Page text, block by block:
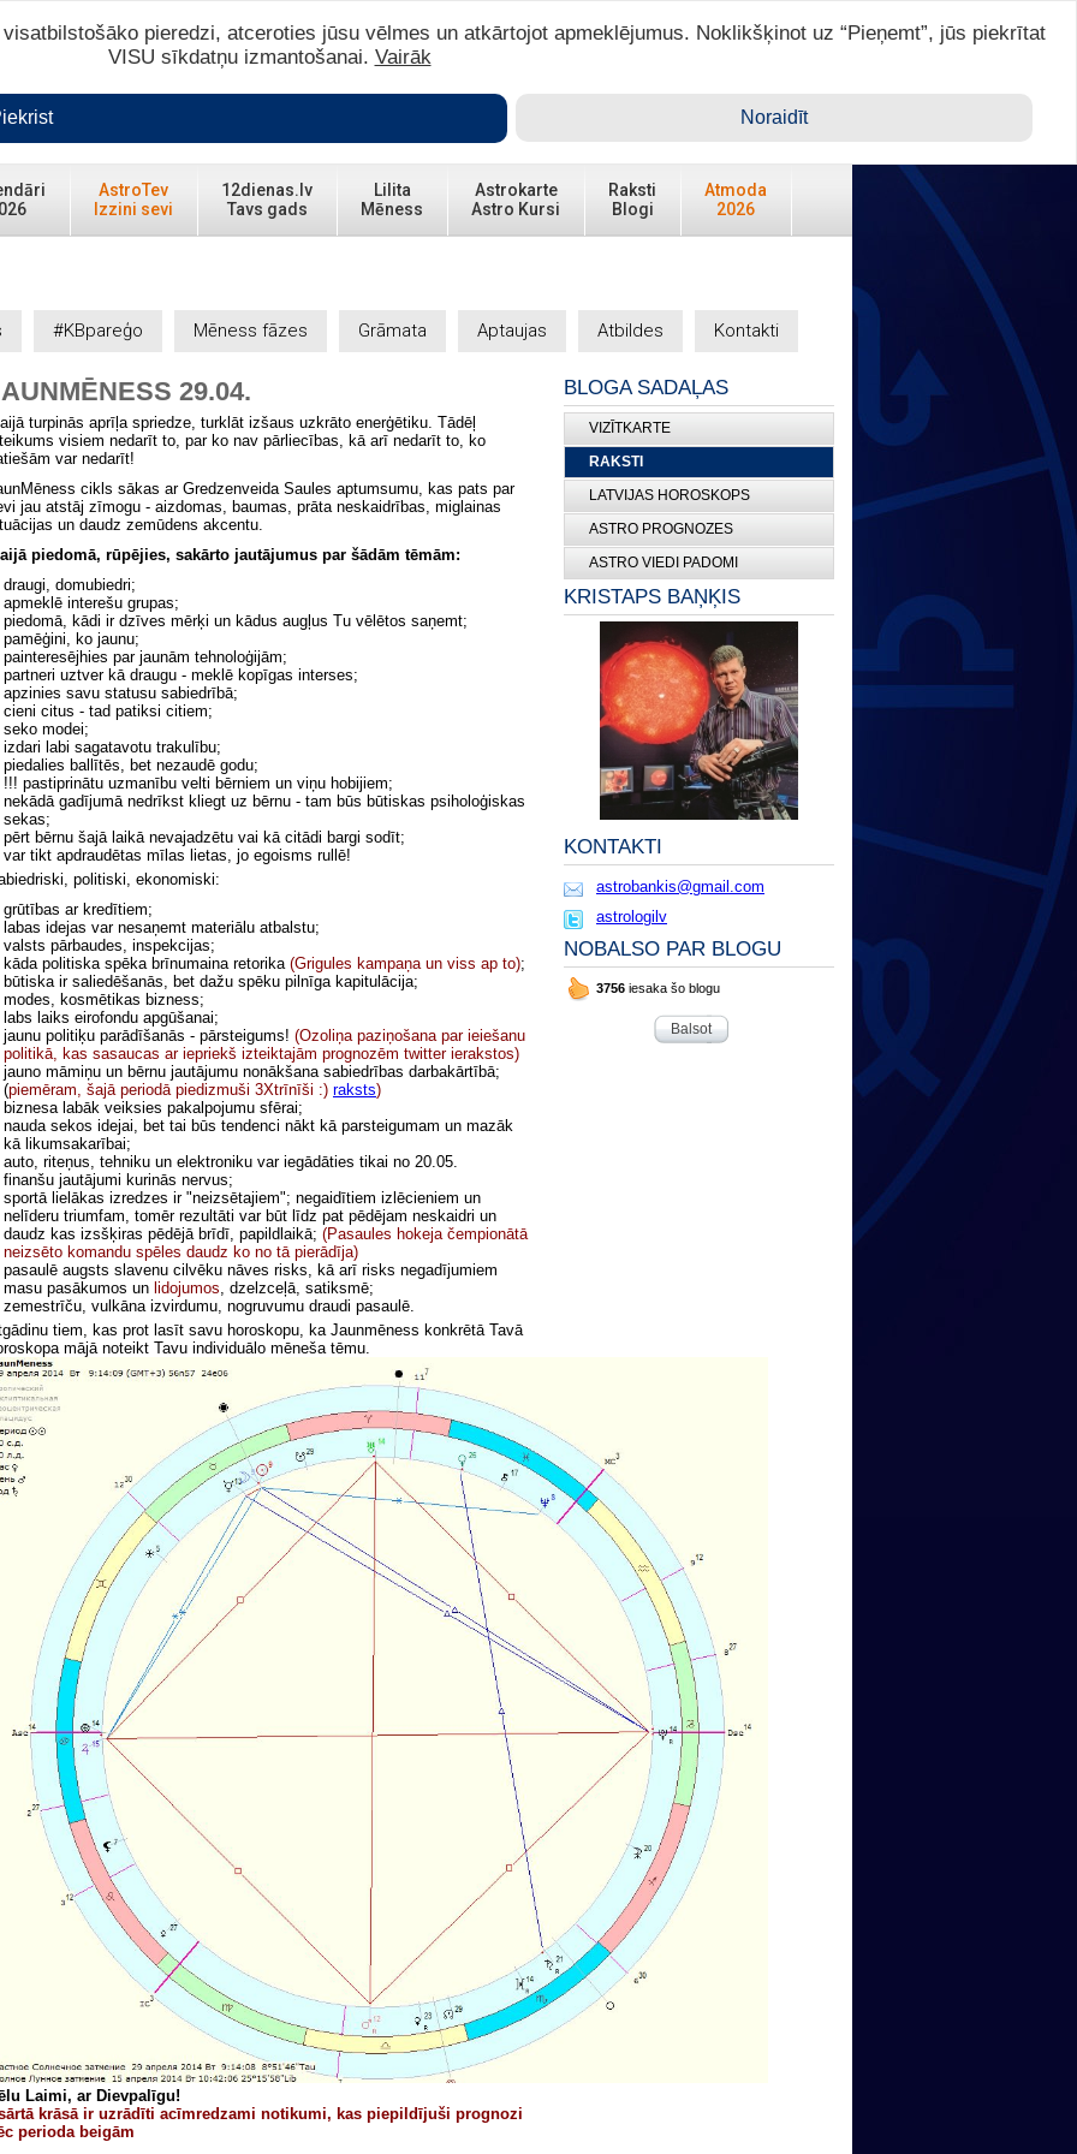
Ienākt ar ASTRO VIP >
AstroTev
Izzini sevi
12dienas.lv
Tavs gads
Lilita
Mēness
Astrokarte
Astro Kursi
Raksti
Blogi
Atmoda
2026
#KBpareģo Mēness fāzes Grāmata Aptaujas Atbildes Kontakti
29.04.
turpinās aprīļa spriedze, turklāt izšaus uzkrāto enerģētiku. Tādēļ
visiem nedarīt to, par ko nav pārliecības, kā arī nedarīt to, ko
var nedarīt!
cikls sākas ar Gredzenveida Saules aptumsumu, kas pats par
jau atstāj zīmogu - aizdomas, baumas, prāta neskaidrības, miglainas
un daudz zemūdens akcentu.
piedomā, rūpējies, sakārto jautājumus par šādām tēmām:
draugi, domubiedri;
apmeklē interešu grupas;
piedomā, kādi ir dzīves mērķi un kādus augļus Tu vēlētos saņemt;
pamēģini, ko jaunu;
painteresējhies par jaunām tehnoloģijām;
partneri uztver kā draugu - meklē kopīgas interses;
apzinies savu statusu sabiedrībā;
cieni citus - tad patiksi citiem;
seko modei;
izdari labi sagatavotu trakulību;
piedalies ballītēs, bet nezaudē godu;
!!! pastiprinātu uzmanību velti bērniem un viņu hobijiem;
nekādā gadījumā nedrīkst kliegt uz bērnu - tam būs būtiskas psiholoģiskas
sekas;
pērt bērnu šajā laikā nevajadzētu vai kā citādi bargi sodīt;
var tikt apdraudētas mīlas lietas, jo egoisms rullē!
politiski, ekonomiski:
grūtības ar kredītiem;
labas idejas var nesaņemt materiālu atbalstu;
valsts pārbaudes, inspekcijas;
kāda politiska spēka brīnumaina retorika (Grigules kampaņa un viss ap to);
būtiska ir saliedēšanās, bet dažu spēku pilnīga kapitulācija;
modes, kosmētikas bizness;
labs laiks eirofondu apgūšanai;
jaunu politiķu parādīšanās - pārsteigums! (Ozoliņa paziņošana par ieiešanu
politikā, kas sasaucas ar iepriekš izteiktajām prognozēm twitter ierakstos)
jauno māmiņu un bērnu jautājumu nonākšana sabiedrības darbakārtībā;
(piemēram, šajā periodā piedizmuši 3Xtrīnīši :) raksts)
biznesa labāk veiksies pakalpojumu sfērai;
nauda sekos idejai, bet tai būs tendenci nākt kā parsteigumam un mazāk
kā likumsakarībai;
auto, riteņus, tehniku un elektroniku var iegādāties tikai no 20.05.
finanšu jautājumi kurinās nervus;
sportā lielākas izredzes ir "neizsētajiem"; negaidītiem izlēcieniem un
nelīderu triumfam, tomēr rezultāti var būt līdz pat pēdējam neskaidri un
daudz kas izsšķiras pēdējā brīdī, papildlaikā; (Pasaules hokeja čempionātā
neizsēto komandu spēles daudz ko no tā pierādīja)
pasaulē augsts slavenu cilvēku nāves risks, kā arī risks negadījumiem
masu pasākumos un lidojumos, dzelzceļā, satiksmē;
zemestrīču, vulkāna izvirdumu, nogruvumu draudi pasaulē.
tiem, kas prot lasīt savu horoskopu, ka Jaunmēness konkrētā Tavā
mājā noteikt Tavu individuālo mēneša tēmu.
Laimi, ar Dievpalīgu!
krāsā ir uzrādīti acīmredzami notikumi, kas piepildījuši prognozi
perioda beigām
BLOGA SADAĻAS
VIZĪTKARTE
RAKSTI
LATVIJAS HOROSKOPS
ASTRO PROGNOZES
ASTRO VIEDI PADOMI
KRISTAPS BAŅĶIS
KONTAKTI
astrobankis@gmail.com
astrologilv
NOBALSO PAR BLOGU
3756 iesaka šo blogu
Balsot
pieredzi, atceroties jūsu vēlmes un atkārtojot apmeklējumus. Noklikšķinot uz “Pieņemt”, jūs piekrītat
VISU sīkdatņu izmantošanai. Vairāk
Noraidīt